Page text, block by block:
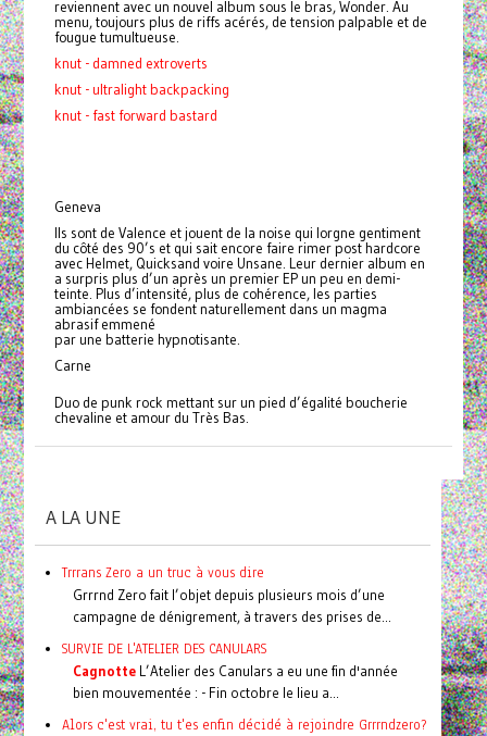
reviennent avec un nouvel album sous le bras, Wonder. Au
menu, toujours plus de riffs acérés, de tension palpable et de
fougue tumultueuse.
knut - damned extroverts
knut - ultralight backpacking
knut - fast forward bastard
Geneva
Ils sont de Valence et jouent de la noise qui lorgne gentiment
du côté des 90’s et qui sait encore faire rimer post hardcore
avec Helmet, Quicksand voire Unsane. Leur dernier album en
a surpris plus d’un après un premier EP un peu en demi-
teinte. Plus d’intensité, plus de cohérence, les parties
ambiancées se fondent naturellement dans un magma
abrasif emmené
par une batterie hypnotisante.
Carne
Duo de punk rock mettant sur un pied d’égalité boucherie
chevaline et amour du Très Bas.
A LA UNE
Trrrans Zero a un truc à vous dire
Grrrnd Zero fait l’objet depuis plusieurs mois d’une
campagne de dénigrement, à travers des prises de...
SURVIE DE L'ATELIER DES CANULARS
CagnotteL’Atelier des Canulars a eu une fin d'année
bien mouvementée : - Fin octobre le lieu a...
Alors c'est vrai, tu t'es enfin décidé à rejoindre Grrrndzero?